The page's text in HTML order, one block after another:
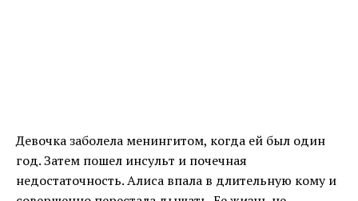
Девочка заболела менингитом, когда ей был один
год. Затем пошел инсульт и почечная
недостаточность. Алиса впала в длительную кому и